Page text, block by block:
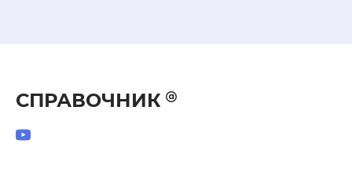
СПРАВОЧНИК